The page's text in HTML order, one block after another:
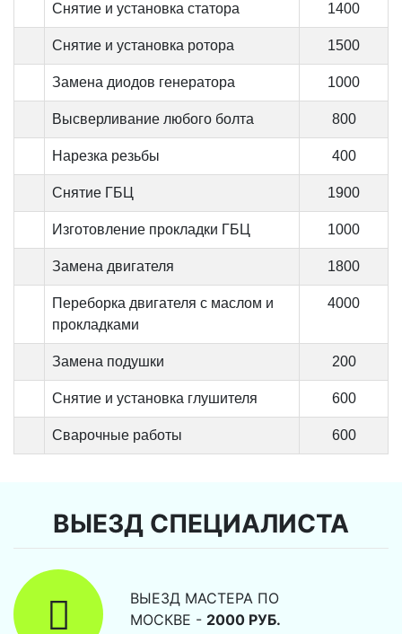
Снятие и установка статора 1400
Снятие и установка ротора 1500
Замена диодов генератора 1000
Высверливание любого болта 800
Нарезка резьбы 400
Снятие ГБЦ 1900
Изготовление прокладки ГБЦ 1000
Замена двигателя 1800
Переборка двигателя с маслом и
прокладками
4000
Замена подушки 200
Снятие и установка глушителя 600
Сварочные работы 600
ВЫЕЗД СПЕЦИАЛИСТА
ВЫЕЗД МАСТЕРА ПО
МОСКВЕ - 2000 РУБ.